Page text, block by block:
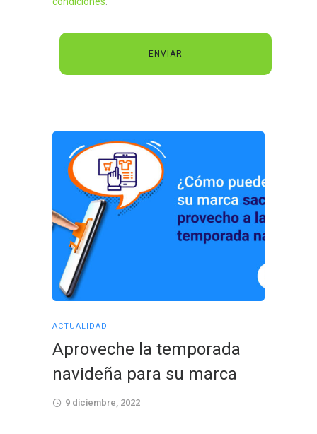
ACTUALIDAD
Aproveche la temporada
navideña para su marca
9 diciembre, 2022